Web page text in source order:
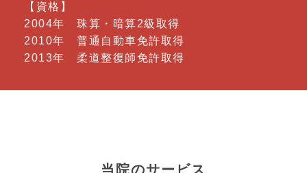
【資格】
2004年 珠算・暗算2級取得
2010年 普通自動車免許取得
2013年 柔道整復師免許取得
当院のサービス